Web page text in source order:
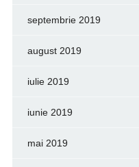
septembrie 2019
august 2019
iulie 2019
iunie 2019
mai 2019